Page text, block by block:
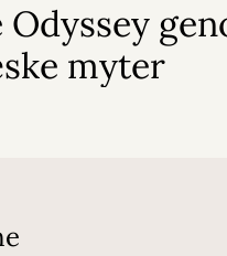
Odyssey
myter